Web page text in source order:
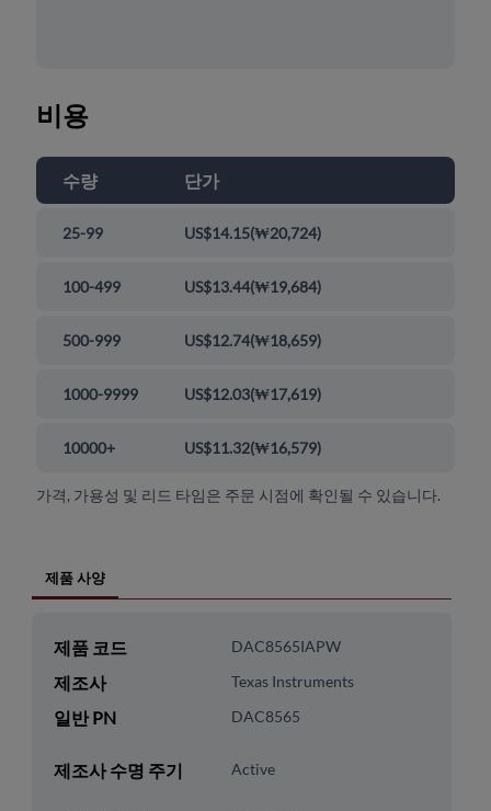
비용
수량 단가
25-99 US$14.15(₩20,724)
100-499 US$13.44(₩19,684)
500-999 US$12.74(₩18,659)
1000-9999 US$12.03(₩17,619)
10000+ US$11.32(₩16,579)
가격, 가용성 및 리드 타임은 주문 시점에 확인될 수 있습니다.
제품 사양
제품 코드 DAC8565IAPW
제조사 Texas Instruments
일반 PN DAC8565
제조사 수명 주기 Active